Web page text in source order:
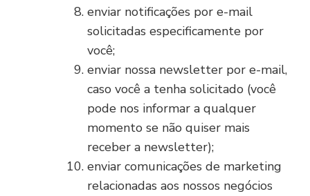
enviar notificações por e-mail
solicitadas especificamente por
você;
enviar nossa newsletter por e-mail,
caso você a tenha solicitado (você
pode nos informar a qualquer
momento se não quiser mais
receber a newsletter);
enviar comunicações de marketing
relacionadas aos nossos negócios